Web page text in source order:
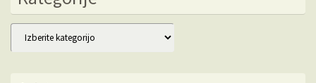
Kategorije